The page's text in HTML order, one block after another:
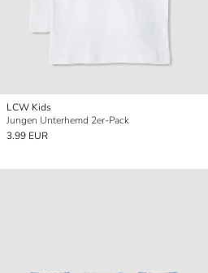
LCW Kids
Jungen Unterhemd 2er-Pack
3.99 EUR